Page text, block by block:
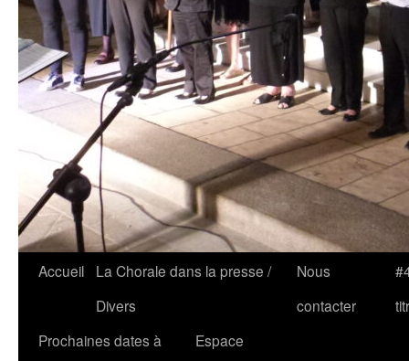
Accueil
La Chorale dans la presse /
Divers
Nous
contacter
Prochaines dates à
Espace